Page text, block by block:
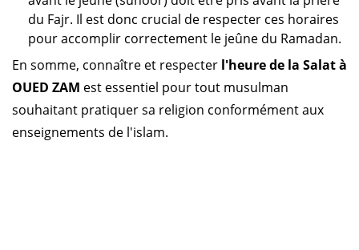
du Fajr. Il est donc crucial de respecter ces horaires
pour accomplir correctement le jeûne du Ramadan.
En somme, connaître et respecter l'heure de la Salat à
OUED ZAM est essentiel pour tout musulman
souhaitant pratiquer sa religion conformément aux
enseignements de l'islam.